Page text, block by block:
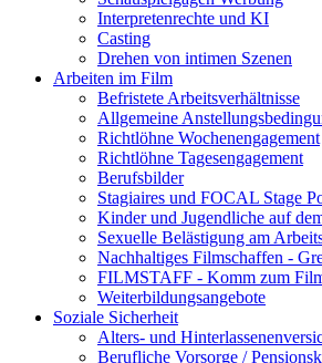
Interpretenrechte und KI
Casting
Drehen von intimen Szenen
Arbeiten im Film
Befristete Arbeitsverhältnisse
Allgemeine
Richtlöhne Wochenengagement
Richtlöhne Tagesengagement
Berufsbilder
Stagiaires und FOCAL Stage
Kinder und Jugendliche auf
Sexuelle Belästigung am
Nachhaltiges Filmschaffen -
FILMSTAFF - Komm zum
Weiterbildungsangebote
Soziale Sicherheit
Alters- und
Berufliche Vorsorge /